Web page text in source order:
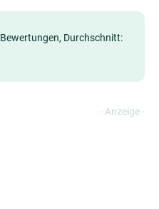
Bewertungen, Durchschnitt: